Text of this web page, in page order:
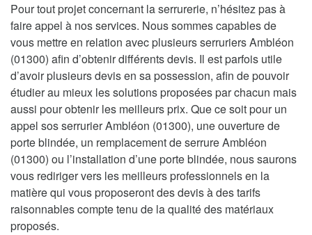
Pour tout projet concernant la serrurerie, n’hésitez pas à
faire appel à nos services. Nous sommes capables de
vous mettre en relation avec plusieurs serruriers Ambléon
(01300) afin d’obtenir différents devis. Il est parfois utile
d’avoir plusieurs devis en sa possession, afin de pouvoir
étudier au mieux les solutions proposées par chacun mais
aussi pour obtenir les meilleurs prix. Que ce soit pour un
appel sos serrurier Ambléon (01300), une ouverture de
porte blindée, un remplacement de serrure Ambléon
(01300) ou l’installation d’une porte blindée, nous saurons
vous rediriger vers les meilleurs professionnels en la
matière qui vous proposeront des devis à des tarifs
raisonnables compte tenu de la qualité des matériaux
proposés.